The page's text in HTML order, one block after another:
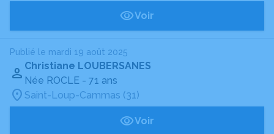
Voir
Publié le mardi 19 août 2025
Christiane LOUBERSANES
Née ROCLE - 71 ans
Saint-Loup-Cammas (31)
Voir